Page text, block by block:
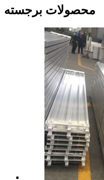
محصولات برجسته